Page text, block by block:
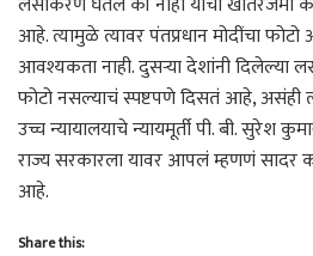
आहे. त्यामुळे त्यावर पंतप्रधान मोदींचा
आवश्यकता नाही. दुसऱ्या देशांनी दिलेल्या
फोटो नसल्याचं स्पष्टपणे दिसतं आहे, असंही
उच्च न्यायालयाचे न्यायमूर्ती पी. बी. सुरेश
राज्य सरकारला यावर आपलं म्हणणं सादर
आहे.
Share this: